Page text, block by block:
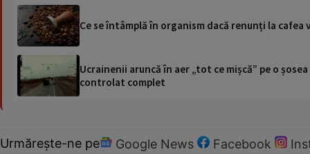
Ce se întâmplă în organism dacă renunți la
Ucrainenii aruncă în aer „tot ce mișcă” pe o
controlat complet
Urmărește-ne pe Google News Facebook